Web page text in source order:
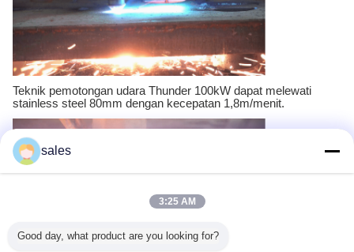
Teknik pemotongan udara Thunder 100kW dapat melewati
stainless steel 80mm dengan kecepatan 1,8m/menit.
sales
3:25 AM
Good day, what product are you looking for?